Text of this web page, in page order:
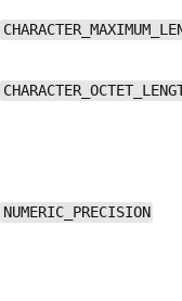
NUMERIC_PRECISION